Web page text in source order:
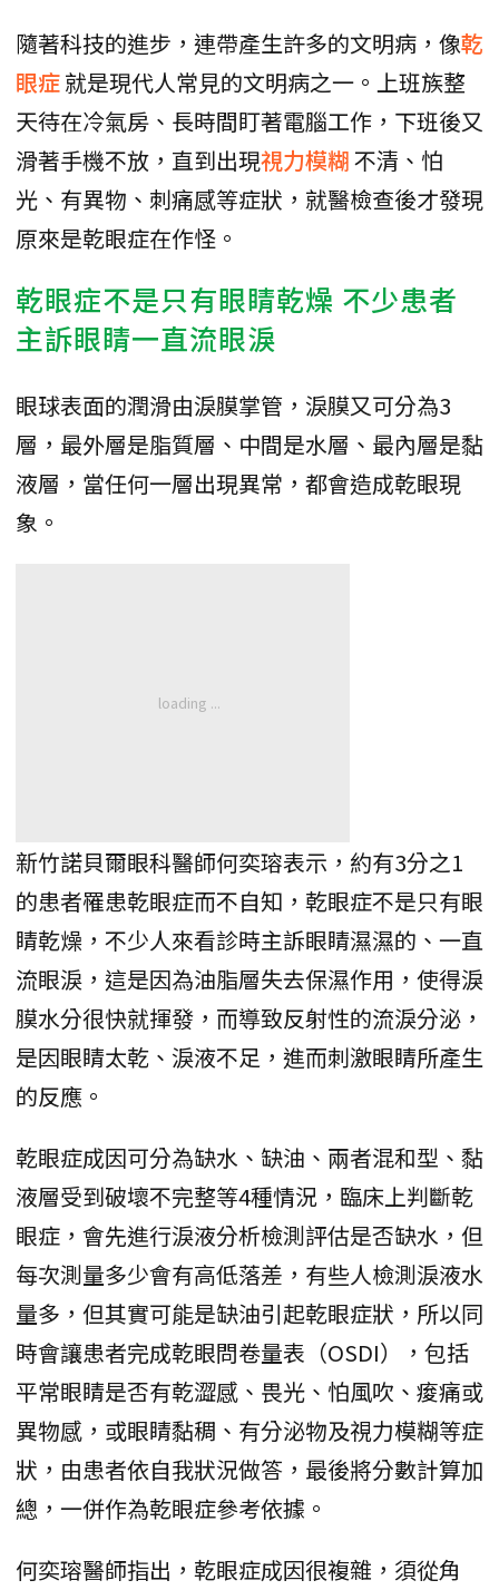
隨著科技的進步，連帶產生許多的文明病，像乾
眼症就是現代人常見的文明病之一。上班族整
天待在冷氣房、長時間盯著電腦工作，下班後又
滑著手機不放，直到出現視力模糊不清、怕
光、有異物、刺痛感等症狀，就醫檢查後才發現
原來是乾眼症在作怪。
乾眼症不是只有眼睛乾燥 不少患者
主訴眼睛一直流眼淚
眼球表面的潤滑由淚膜掌管，淚膜又可分為3
層，最外層是脂質層、中間是水層、最內層是黏
液層，當任何一層出現異常，都會造成乾眼現
象。
新竹諾貝爾眼科醫師何奕瑢表示，約有3分之1
的患者罹患乾眼症而不自知，乾眼症不是只有眼
睛乾燥，不少人來看診時主訴眼睛濕濕的、一直
流眼淚，這是因為油脂層失去保濕作用，使得淚
膜水分很快就揮發，而導致反射性的流淚分泌，
是因眼睛太乾、淚液不足，進而刺激眼睛所產生
的反應。
乾眼症成因可分為缺水、缺油、兩者混和型、黏
液層受到破壞不完整等4種情況，臨床上判斷乾
眼症，會先進行淚液分析檢測評估是否缺水，但
每次測量多少會有高低落差，有些人檢測淚液水
量多，但其實可能是缺油引起乾眼症狀，所以同
時會讓患者完成乾眼問卷量表（OSDI），包括
平常眼睛是否有乾澀感、畏光、怕風吹、痠痛或
異物感，或眼睛黏稠、有分泌物及視力模糊等症
狀，由患者依自我狀況做答，最後將分數計算加
總，一併作為乾眼症參考依據。
何奕瑢醫師指出，乾眼症成因很複雜，須從角